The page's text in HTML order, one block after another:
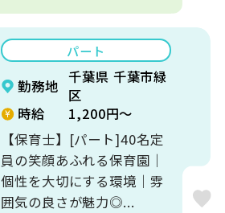
パート
勤務地 千葉県 千葉市緑
区
時給
1,200円～
【保育士】[パート]40名定
員の笑顔あふれる保育園｜
個性を大切にする環境｜雰
囲気の良さが魅力◎...